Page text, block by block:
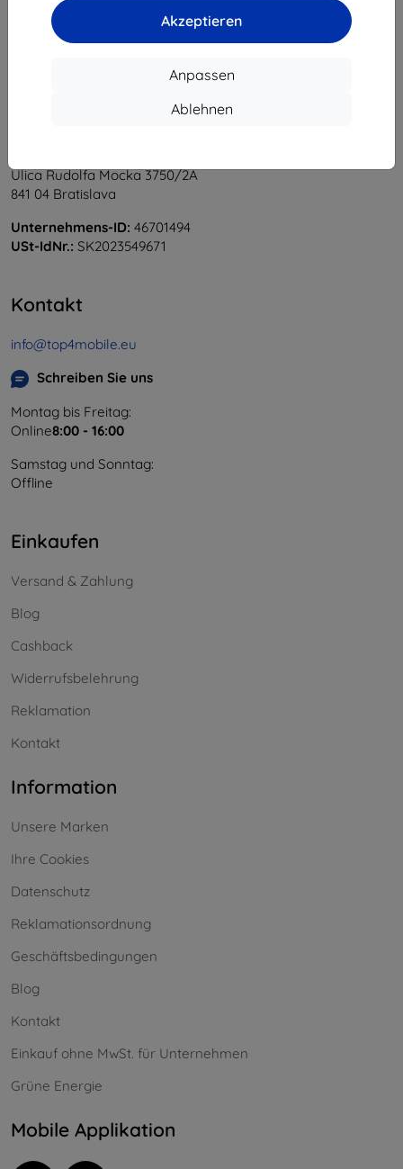
Akzeptieren
Anpassen
Ablehnen
1
Ulica Rudolfa Mocka 3750/2A
841 04 Bratislava
Unternehmens-ID: 46701494
USt-IdNr.: SK2023549671
Kontakt
info@top4mobile.eu
Schreiben Sie uns
Montag bis Freitag:
Online8:00 - 16:00
Samstag und Sonntag:
Offline
Einkaufen
Versand & Zahlung
Blog
Cashback
Widerrufsbelehrung
Reklamation
Kontakt
Information
Unsere Marken
Ihre Cookies
Datenschutz
Reklamationsordnung
Geschäftsbedingungen
Blog
Kontakt
Einkauf ohne MwSt. für Unternehmen
Grüne Energie
Mobile Applikation